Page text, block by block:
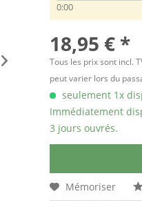
0:00
18,95 € *
Tous les prix sont incl.
peut varier lors du
seulement 1x
Immédiatement
3 jours ouvrés.
Mémoriser